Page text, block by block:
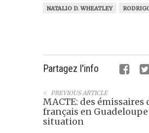
NATALIO D. WHEATLEY
Partagez l'info
PREVIOUS ARTICLE
MACTE: des
français en
situation